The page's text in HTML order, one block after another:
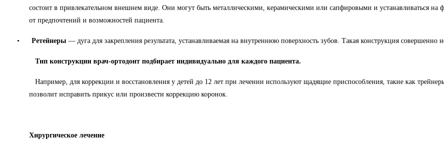
состоит в привлекательном внешнем виде. Они могут быть металлическими, керамическими или сапфировыми и устанавливаться
от предпочтений и возможностей пациента.
• Ретейнеры — дуга для закрепления результата, устанавливаемая на внутреннюю поверхность зубов. Такая конструкция совершенно
Тип конструкции врач-ортодонт подбирает индивидуально для каждого пациента.
Например, для коррекции и восстановления у детей до 12 лет при лечении используют щадящие приспособления, такие как
позволит исправить прикус или произвести коррекцию коронок.
Хирургическое лечение